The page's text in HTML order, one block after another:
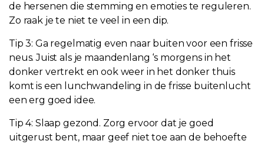
de hersenen die stemming en emoties te reguleren.
Zo raak je te niet te veel in een dip.
Tip 3: Ga regelmatig even naar buiten voor een frisse
neus. Juist als je maandenlang ‘s morgens in het
donker vertrekt en ook weer in het donker thuis
komt is een lunchwandeling in de frisse buitenlucht
een erg goed idee.
Tip 4: Slaap gezond. Zorg ervoor dat je goed
uitgerust bent, maar geef niet toe aan de behoefte